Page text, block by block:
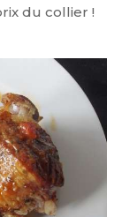
du collier !